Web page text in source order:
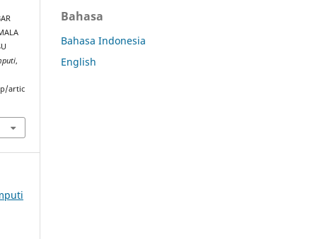
,
artic
Bahasa
Bahasa Indonesia
English